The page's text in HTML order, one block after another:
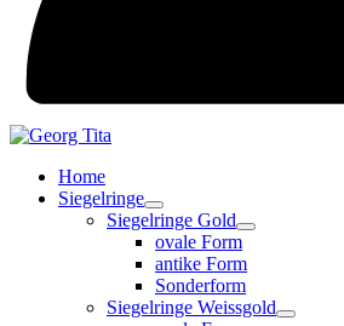
Home
Siegelringe
Siegelringe Gold
ovale Form
antike Form
Sonderform
Siegelringe Weissgold